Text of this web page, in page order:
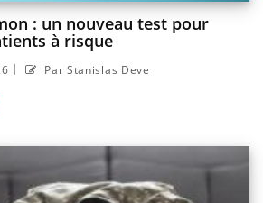
: un nouveau test pour
à risque
| Par Stanislas Deve